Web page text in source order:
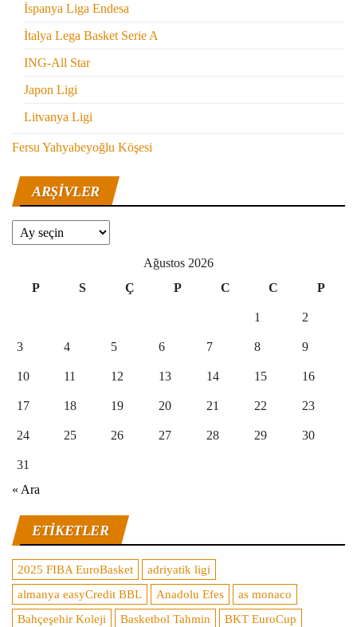
İspanya Liga Endesa
İtalya Lega Basket Serie A
ING-All Star
Japon Ligi
Litvanya Ligi
Fersu Yahyabeyoğlu Köşesi
ARŞIVLER
Arşivler
Ağustos 2026
P
S Ç P C C P
1 2
3 4 5 6 7 8 9
10 11 12 13 14 15 16
17 18 19 20 21 22 23
24 25 26 27 28 29 30
31
« Ara
ETIKETLER
2025 FIBA EuroBasket
adriyatik ligi
almanya easyCredit BBL
Anadolu Efes
as monaco
Bahçeşehir Koleji
Basketbol Tahmin
BKT EuroCup